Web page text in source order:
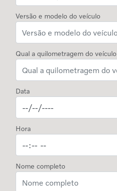
Versão e modelo do veículo
Qual a quilometragem do veículo
Data
Hora
Nome completo